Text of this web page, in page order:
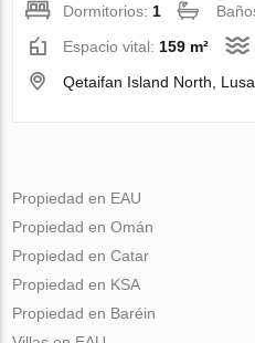
Dormitorios: 1
Espacio vital: 159 m²
Qetaifan Island North,
Propiedad en EAU
Propiedad en Omán
Propiedad en Catar
Propiedad en KSA
Propiedad en Baréin